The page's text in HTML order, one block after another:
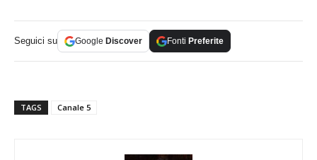
Seguici su Google Discover Fonti Preferite
TAGS Canale 5